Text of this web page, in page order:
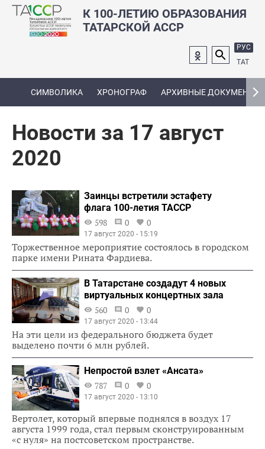
К 100-ЛЕТИЮ ОБРАЗОВАНИЯ
ТАТАРСКОЙ АССР
РУС
ТАТ
СИМВОЛИКА ХРОНОГРАФ АРХИВНЫЕ ДОКУМЕНТЫ
Новости за 17 август
2020
Заинцы встретили эстафету
флага 100-летия ТАССР
598
0 0
17 август 2020 - 15:19
Торжественное мероприятие состоялось в городском
парке имени Рината Фардиева.
В Татарстане создадут 4 новых
виртуальных концертных зала
560
0 0
17 август 2020 - 13:44
На эти цели из федерального бюджета будет
выделено почти 6 млн рублей.
Непростой взлет «Ансата»
787
0 0
17 август 2020 - 13:10
Вертолет, который впервые поднялся в воздух 17
августа 1999 года, стал первым сконструированным
«с нуля» на постсоветском пространстве.